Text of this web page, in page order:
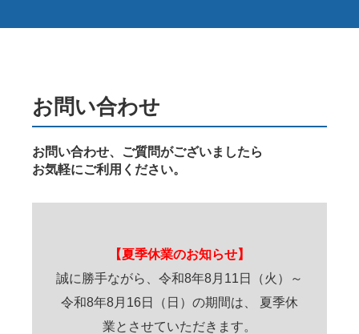
お問い合わせ
お問い合わせ、ご質問がございましたら
お気軽にご利用ください。
【夏季休業のお知らせ】
誠に勝手ながら、令和8年8月11日（火）～
令和8年8月16日（日）の期間は、 夏季休
業とさせていただきます。